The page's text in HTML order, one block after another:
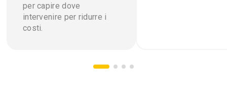
per capire dove
intervenire per ridurre i
costi.